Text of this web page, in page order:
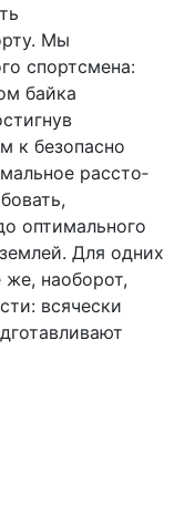
Мы
спортсмена:
байка
к безопасно
рассто­
оптимального
Для одних
же, наоборот,
всячески